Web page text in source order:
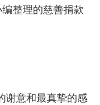
整理的慈善捐款
谢意和最真挚的感